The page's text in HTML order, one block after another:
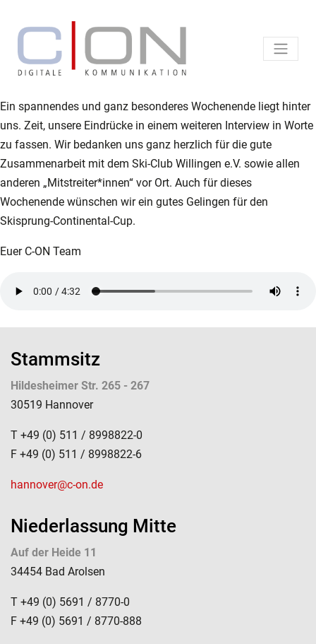
Ein spannendes und ganz besonderes Wochenende liegt hinter
uns. Zeit, unsere Eindrücke in einem weiteren Interview in Worte
zu fassen. Wir bedanken uns ganz herzlich für die gute
Zusammenarbeit mit dem Ski-Club Willingen e.V. sowie allen
anderen „Mitstreiter*innen“ vor Ort. Auch für dieses
Wochenende wünschen wir ein gutes Gelingen für den
Skisprung-Continental-Cup.
Euer C-ON Team
Stammsitz
Hildesheimer Str. 265 - 267
30519 Hannover
T +49 (0) 511 / 8998822-0
F +49 (0) 511 / 8998822-6
hannover@c-on.de
Niederlassung Mitte
Auf der Heide 11
34454 Bad Arolsen
T +49 (0) 5691 / 8770-0
F +49 (0) 5691 / 8770-888